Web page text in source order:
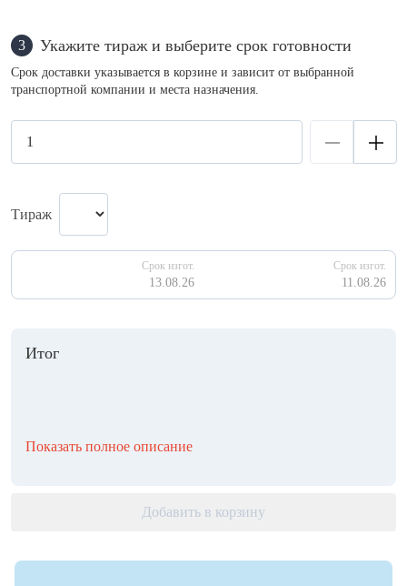
3 Укажите тираж и выберите срок готовности
Срок доставки указывается в корзине и зависит от выбранной
транспортной компании и места назначения.
Тираж
Срок изгот.
13.08.26
Срок изгот.
11.08.26
Итог
Показать полное описание
Добавить в корзину